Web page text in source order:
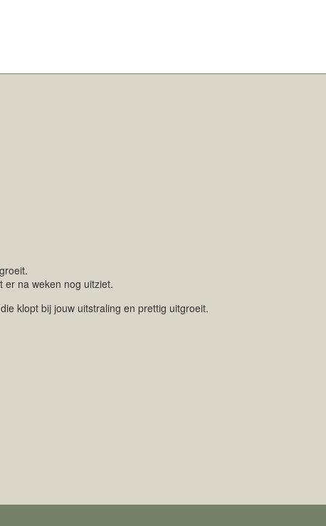
er na weken nog uitziet.
klopt bij jouw uitstraling en prettig uitgroeit.